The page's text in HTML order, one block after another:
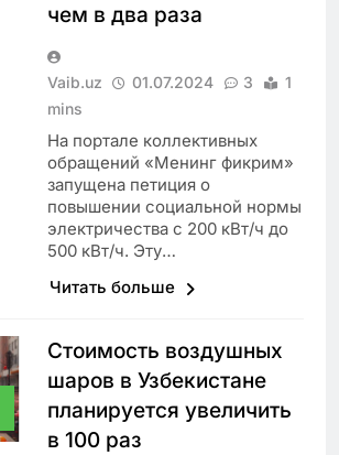
чем в два раза
Vaib.uz 01.07.2024 3
1
mins
На портале коллективных
обращений «Менинг фикрим»
запущена петиция о
повышении социальной нормы
электричества с 200 кВт/ч до
500 кВт/ч. Эту…
Читать больше
Стоимость воздушных
шаров в Узбекистане
планируется увеличить
в 100 раз